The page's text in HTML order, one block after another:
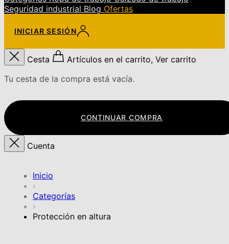
Seguridad industrial Blog Ofertas
INICIAR SESIÓN
Cesta
Artículos en el carrito, Ver carrito
Tu cesta de la compra está vacía.
CONTINUAR COMPRA
Cuenta
Inicio
›
Categorías
›
Protección en altura